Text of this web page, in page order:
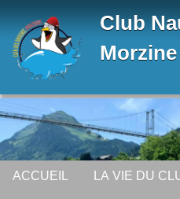
Club
Morzine
ACCUEIL LA VIE DU